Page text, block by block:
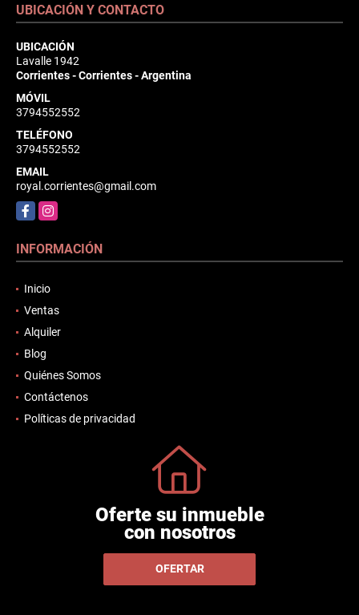
UBICACIÓN Y CONTACTO
UBICACIÓN
Lavalle 1942
Corrientes - Corrientes - Argentina
MÓVIL
3794552552
TELÉFONO
3794552552
EMAIL
royal.corrientes@gmail.com
FacebookInstagram
INFORMACIÓN
Inicio
Ventas
Alquiler
Blog
Quiénes Somos
Contáctenos
Políticas de privacidad
Oferte su inmueble
con nosotros
OFERTAR